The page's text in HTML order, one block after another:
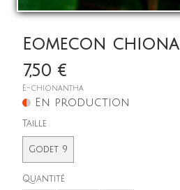
Eomecon
7,50 €
E-chionantha
En production
Taille
Godet 9
Quantité